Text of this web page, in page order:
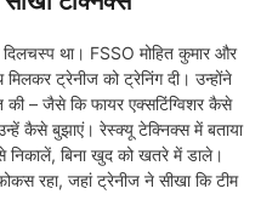
दिलचस्प था। FSSO मोहित कुमार और
ट्रेनीज को ट्रेनिंग दी। उन्होंने
की – जैसे कि फायर एक्सटिंग्विशर कैसे
कैसे बुझाएं। रेस्क्यू टेक्निक्स में बताया
निकालें, बिना खुद को खतरे में डाले।
रहा, जहां ट्रेनीज ने सीखा कि टीम